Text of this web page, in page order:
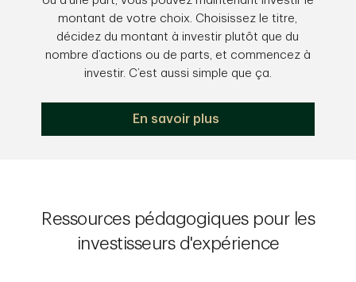
montant de votre choix. Choisissez le titre,
décidez du montant à investir plutôt que du
nombre d’actions ou de parts, et commencez à
investir. C’est aussi simple que ça.
En savoir plus
Ressources pédagogiques pour les
investisseurs d'expérience